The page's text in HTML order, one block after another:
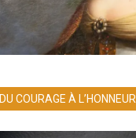
DU COURAGE À L’HONNEUR